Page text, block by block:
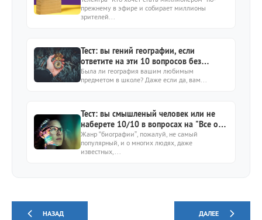
прежнему в эфире и собирает миллионы
зрителей...
Тест: вы гений географии, если
ответите на эти 10 вопросов без
единой ошибки
Была ли география вашим любимым
предметом в школе? Даже если да, вам...
Тест: вы смышленый человек или не
наберете 10/10 в вопросах на "Все обо
всех"?
Жанр “биографии”, пожалуй, не самый
популярный, и о многих людях, даже
известных,...
НАЗАД ДАЛЕЕ